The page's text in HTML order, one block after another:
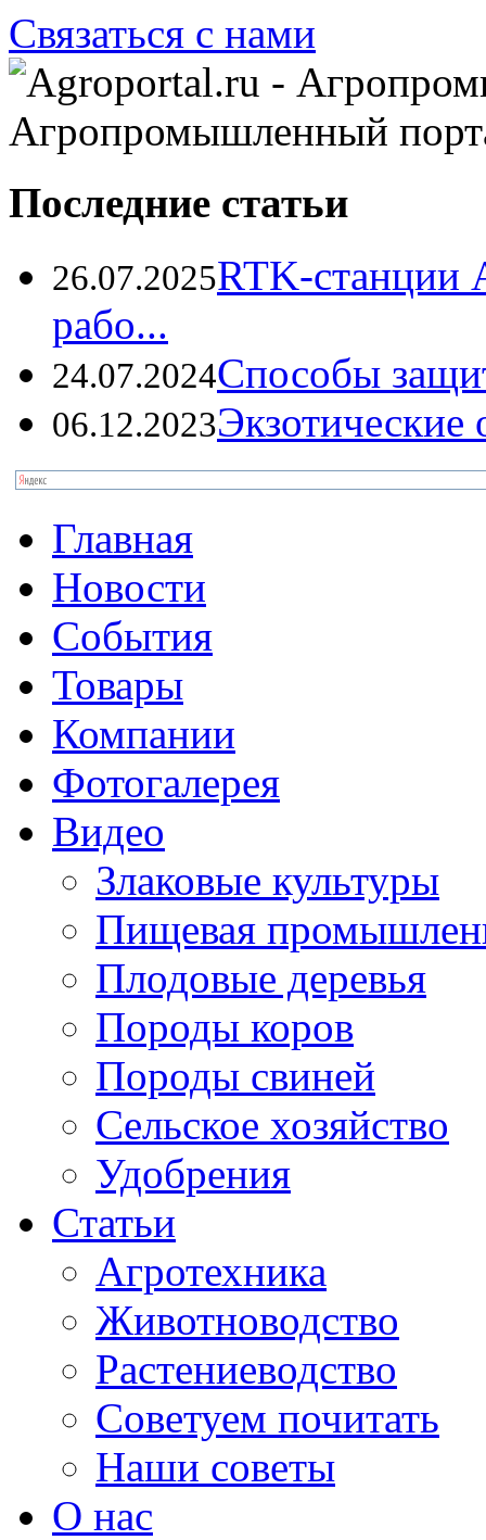
Связаться с нами
Агропромышленный
Последние статьи
26.07.2025RTK-станции
рабо...
24.07.2024Способы
06.12.2023
Главная
Новости
События
Товары
Компании
Фотогалерея
Видео
Злаковые культуры
Пищевая
Плодовые деревья
Породы коров
Породы свиней
Сельское хозяйство
Удобрения
Статьи
Агротехника
Животноводство
Растениеводство
Советуем почитать
Наши советы
О нас